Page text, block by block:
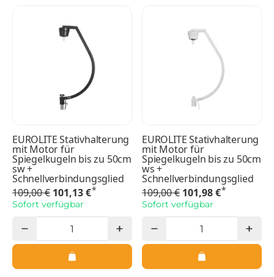
EUROLITE Stativhalterung
mit Motor für
Spiegelkugeln bis zu 50cm
sw +
Schnellverbindungsglied
109,00 € 101,13 €*
Sofort verfügbar
EUROLITE Stativhalterung
mit Motor für
Spiegelkugeln bis zu 50cm
ws +
Schnellverbindungsglied
109,00 € 101,98 €*
Sofort verfügbar